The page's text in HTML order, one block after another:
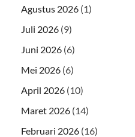
Agustus 2026 (1)
Juli 2026 (9)
Juni 2026 (6)
Mei 2026 (6)
April 2026 (10)
Maret 2026 (14)
Februari 2026 (16)